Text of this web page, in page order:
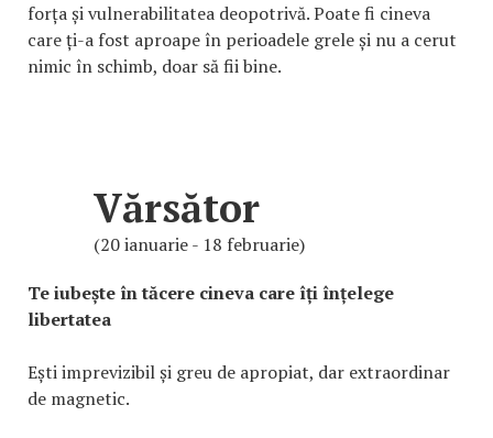
forța și vulnerabilitatea deopotrivă. Poate fi cineva
care ți-a fost aproape în perioadele grele și nu a cerut
nimic în schimb, doar să fii bine.
Vărsător
(20 ianuarie - 18 februarie)
Te iubește în tăcere cineva care îți înțelege
libertatea
Ești imprevizibil și greu de apropiat, dar extraordinar
de magnetic.